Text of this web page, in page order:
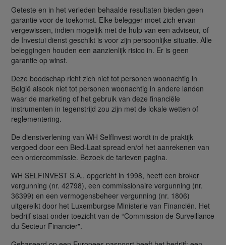
Geteste en in het verleden behaalde resultaten bieden geen
garantie voor de toekomst. Elke belegger moet zich ervan
vergewissen, indien mogelijk met de hulp van een adviseur, of
de Investui dienst geschikt is voor zijn persoonlijke situatie. Alle
beleggingen houden een aanzienlijk risico in. Er is geen
garantie op winst.
Deze boodschap richt zich niet tot personen woonachtig in
België alsook niet tot personen woonachtig in andere landen
waar de marketing of het gebruik van deze financiële
instrumenten in tegenstrijd zou zijn met de lokale wetten of
reglementering.
De dienstverlening van WH SelfInvest wordt in de praktijk
vergoed door een Bied-Laat spread en/of het aanrekenen van
een ordercommissie. Bezoek de tarieven pagina.
WH SELFINVEST S.A., opgericht in 1998, heeft een broker
vergunning (nr. 42798), een commissionaire vergunning (nr.
36399) en een vermogensbeheer vergunning (nr. 1806)
uitgereikt door het Luxemburgse Ministerie van Financiën. Het
bedrijf staat onder toezicht van de “Commission de Surveillance
du Secteur Financier".